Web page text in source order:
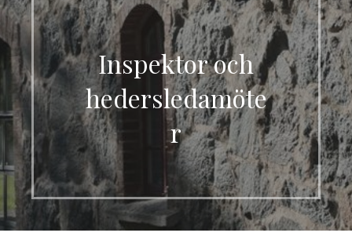
Inspektor och
hedersledamöte
r